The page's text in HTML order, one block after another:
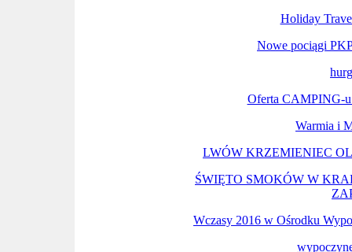
Holiday
Nowe pociągi
Oferta CAMPING-u
Warmia i
LWÓW KRZEMIENIEC
ŚWIĘTO SMOKÓW W
Wczasy 2016 w Ośrodku